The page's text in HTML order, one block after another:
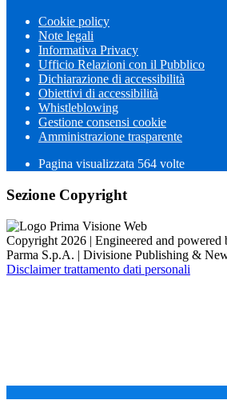
Cookie policy
Note legali
Informativa Privacy
Ufficio Relazioni con il Pubblico
Dichiarazione di accessibilità
Obiettivi di accessibilità
Whistleblowing
Gestione consensi cookie
Amministrazione trasparente
Pagina visualizzata 564 volte
Sezione Copyright
Copyright 2026 | Engineered and powered
Parma S.p.A. | Divisione Publishing &
Disclaimer trattamento dati personali